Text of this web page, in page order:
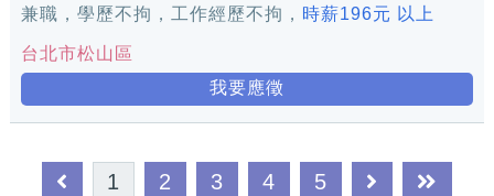
兼職，學歷不拘，工作經歷不拘， 時薪196元 以上
台北市松山區
我要應徵
1 2 3 4 5